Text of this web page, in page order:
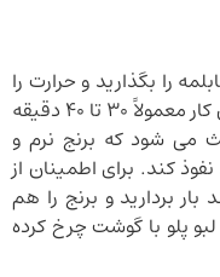
را بگذارید و حرارت را
کم کنید تا برنج به آرامی بخارپز شود. این کار معمولاً ۳۰ تا ۴۰ دقیقه
می شود که برنج نرم و
کند. برای اطمینان از
بردارید و برنج را هم
پلو با گوشت چرخ کرده